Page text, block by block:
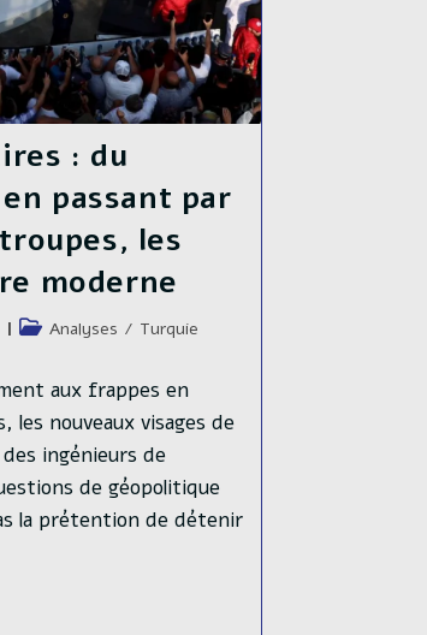
: du
passant par
les
moderne
PostAnalyses / Turquie
aux frappes en
les nouveaux visages de
ingénieurs de
de géopolitique
la prétention de détenir